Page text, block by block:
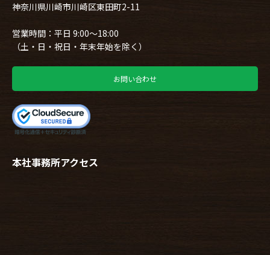
神奈川県川崎市川崎区東田町2-11
営業時間：平日 9:00～18:00
（土・日・祝日・年末年始を除く）
お問い合わせ
本社事務所アクセス